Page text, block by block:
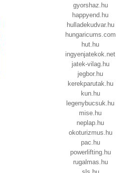
gyorshaz.hu
happyend.hu
hulladekudvar.hu
hungaricums.com
hut.hu
ingyenjatekok.net
jatek-vilag.hu
jegbor.hu
kerekparutak.hu
kun.hu
legenybucsuk.hu
mise.hu
neplap.hu
okoturizmus.hu
pac.hu
powerlifting.hu
rugalmas.hu